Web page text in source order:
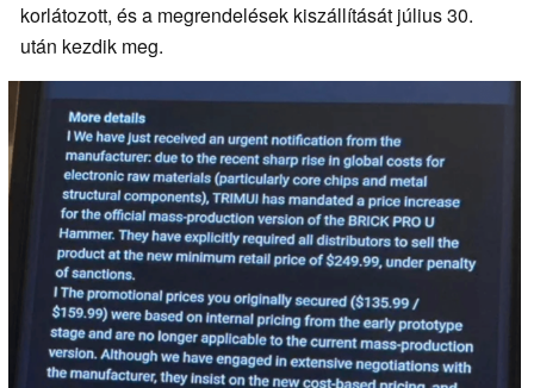
korlátozott, és a megrendelések kiszállítását július 30.
után kezdik meg.